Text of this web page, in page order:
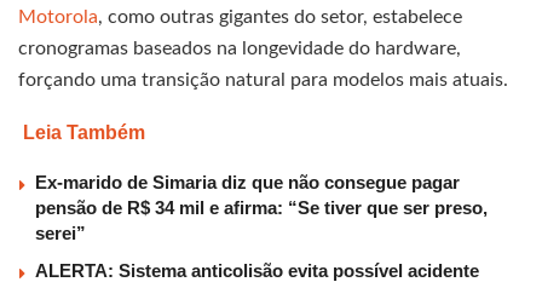
Motorola, como outras gigantes do setor, estabelece
cronogramas baseados na longevidade do hardware,
forçando uma transição natural para modelos mais atuais.
Leia Também
Ex-marido de Simaria diz que não consegue pagar
pensão de R$ 34 mil e afirma: “Se tiver que ser preso,
serei”
ALERTA: Sistema anticolisão evita possível acidente